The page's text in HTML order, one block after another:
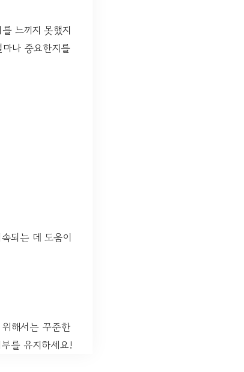
느끼지 못했지
나 중요한지를
되는 데 도움이
해서는 꾸준한
를 유지하세요!